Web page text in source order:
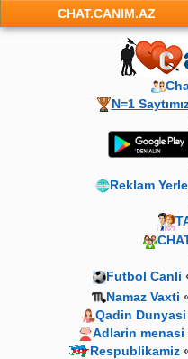
CHAT.CANIM.AZ
N=1
Reklam
Futbol Canli
Namaz Vaxti
Qadin Dunyasi
Adlarin menasi
Respublikamiz